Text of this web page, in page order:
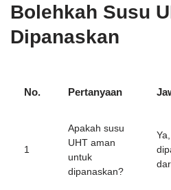
Bolehkah Susu
Dipanaskan
No. Pertanyaan
1
Apakah susu
UHT aman
untuk
dipanaskan?